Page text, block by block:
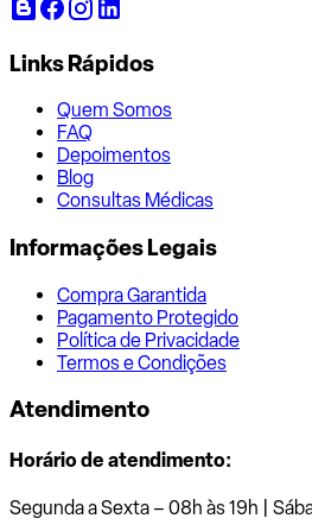
Links Rápidos
Quem Somos
FAQ
Depoimentos
Blog
Consultas Médicas
Informações Legais
Compra Garantida
Pagamento Protegido
Política de Privacidade
Termos e Condições
Atendimento
Horário de atendimento:
Segunda a Sexta – 08h às 19h |